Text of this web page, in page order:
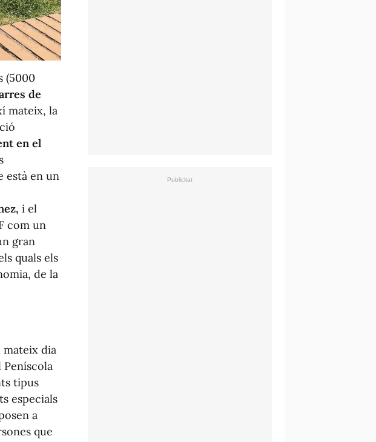
(5000
de
mateix, la
en el
està en un
i el
com un
gran
quals els
de la
mateix dia
tipus
especials
a
que